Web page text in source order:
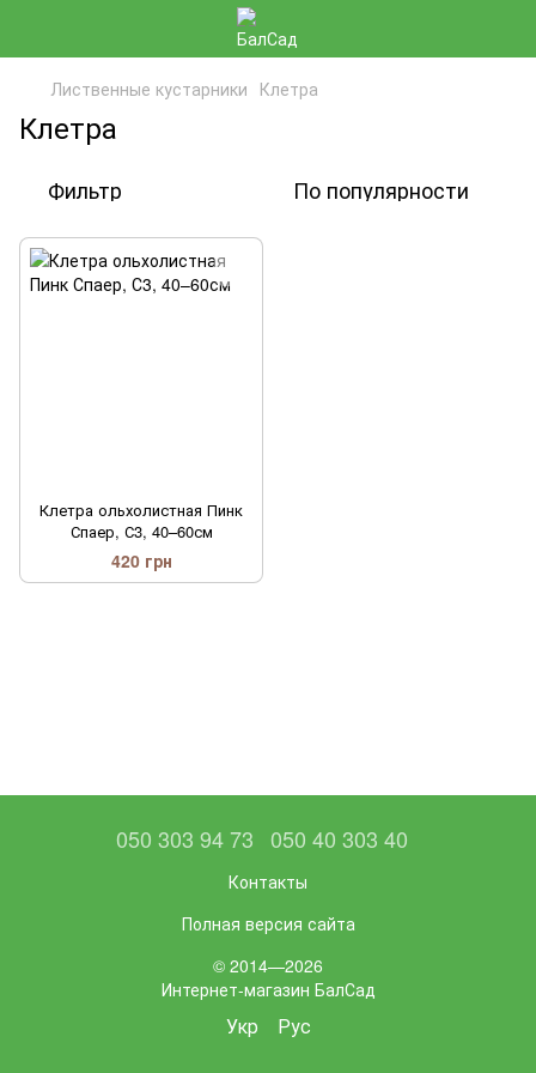
Лиственные кустарники Клетра
Клетра
Фильтр По популярности
Клетра ольхолистная Пинк
Спаер, С3, 40–60см
420 грн
050 303 94 73 050 40 303 40
Контакты
Полная версия сайта
© 2014—2026
Интернет-магазин БалСад
Укр Рус